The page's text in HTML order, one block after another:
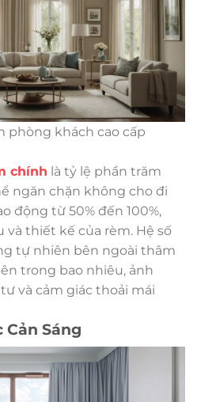
phòng khách cao cấp
chính là tỷ lệ phần trăm
ngăn chặn không cho đi
động từ 50% đến 100%,
thiết kế của rèm. Hệ số
tự nhiên bên ngoài thâm
trong bao nhiêu, ảnh
và cảm giác thoải mái
Cản Sáng